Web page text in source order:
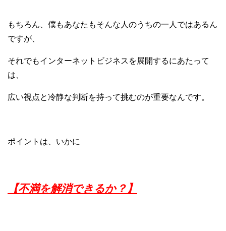
もちろん、僕もあなたもそんな人のうちの一人ではあるん
ですが、
それでもインターネットビジネスを展開するにあたって
は、
広い視点と冷静な判断を持って挑むのが重要なんです。
ポイントは、いかに
【不満を解消できるか？】